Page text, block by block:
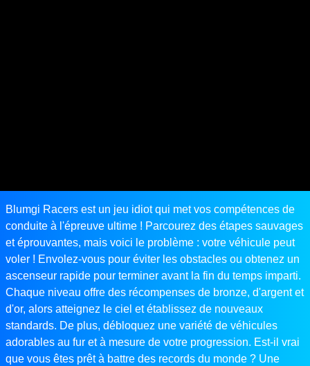
Blumgi Racers est un jeu idiot qui met vos compétences de
conduite à l'épreuve ultime ! Parcourez des étapes sauvages
et éprouvantes, mais voici le problème : votre véhicule peut
voler ! Envolez-vous pour éviter les obstacles ou obtenez un
ascenseur rapide pour terminer avant la fin du temps imparti.
Chaque niveau offre des récompenses de bronze, d'argent et
d'or, alors atteignez le ciel et établissez de nouveaux
standards. De plus, débloquez une variété de véhicules
adorables au fur et à mesure de votre progression. Est-il vrai
que vous êtes prêt à battre des records du monde ? Une